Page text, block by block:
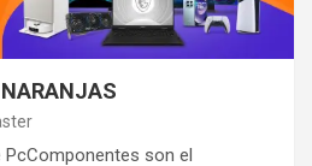
PcComponentes son el